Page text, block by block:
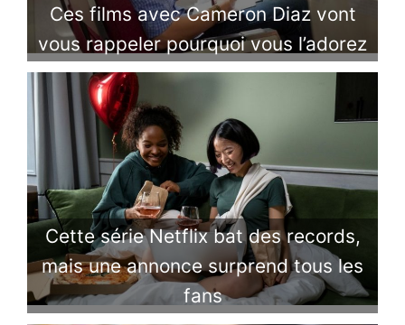
Ces films avec Cameron Diaz vont
vous rappeler pourquoi vous l’adorez
Cette série Netflix bat des records,
mais une annonce surprend tous les
fans